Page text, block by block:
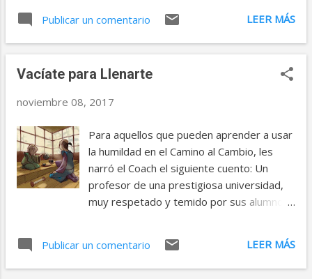
enviados del ministro habían tenido que
amenazaban con matarlos. – ¿Por qué no
dejáis que vaya yo a la aldea? – le rogó el
cualquier adversario. Cierto día un
guerrero conocido por su total falta de
famoso por utilizar la técnica de la
hiciera su primer movimiento y, gracias a
errores, contraatacaba con velocidad
fulminante. El joven e impaciente guerrero
jamás había perdido una batalla.
Conociendo la reputación del viejo samurai,
estaba allí para derrotarlo y aumentar aún
se encontraban presentes se
Publicar un comentario LEER MÁS
Vacíate para Llenarte
noviembre 08, 2017
Para aquellos que pueden aprender a usar
la humildad en el Camino al Cambio, les
narró el Coach el siguiente cuento: Un
profesor de una prestigiosa universidad,
muy respetado y temido por sus alumnos
viajó una vez a Japón a entrevistarse con
un famoso sabio que vivía retirado en una
Publicar un comentario LEER MÁS